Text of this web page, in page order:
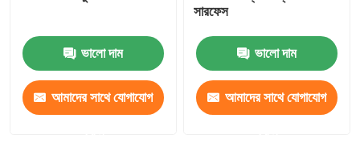
ভালো দাম
আমাদের সাথে যোগাযোগ
সারফেস
ভালো দাম
আমাদের সাথে যোগাযোগ